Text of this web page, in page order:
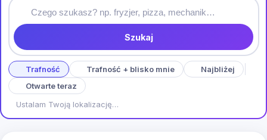
Szukaj
Trafność Trafność + blisko mnie
Najbliżej
Otwarte teraz
Ustalam Twoją lokalizację…